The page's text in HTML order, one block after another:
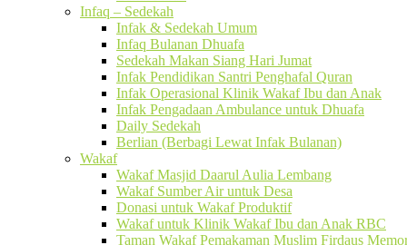
Infaq – Sedekah
Infak & Sedekah Umum
Infaq Bulanan Dhuafa
Sedekah Makan Siang Hari Jumat
Infak Pendidikan Santri Penghafal Quran
Infak Operasional Klinik Wakaf Ibu dan Anak
Infak Pengadaan Ambulance untuk Dhuafa
Daily Sedekah
Berlian (Berbagi Lewat Infak Bulanan)
Wakaf
Wakaf Masjid Daarul Aulia Lembang
Wakaf Sumber Air untuk Desa
Donasi untuk Wakaf Produktif
Wakaf untuk Klinik Wakaf Ibu dan Anak RBC
Taman Wakaf Pemakaman Muslim Firdaus